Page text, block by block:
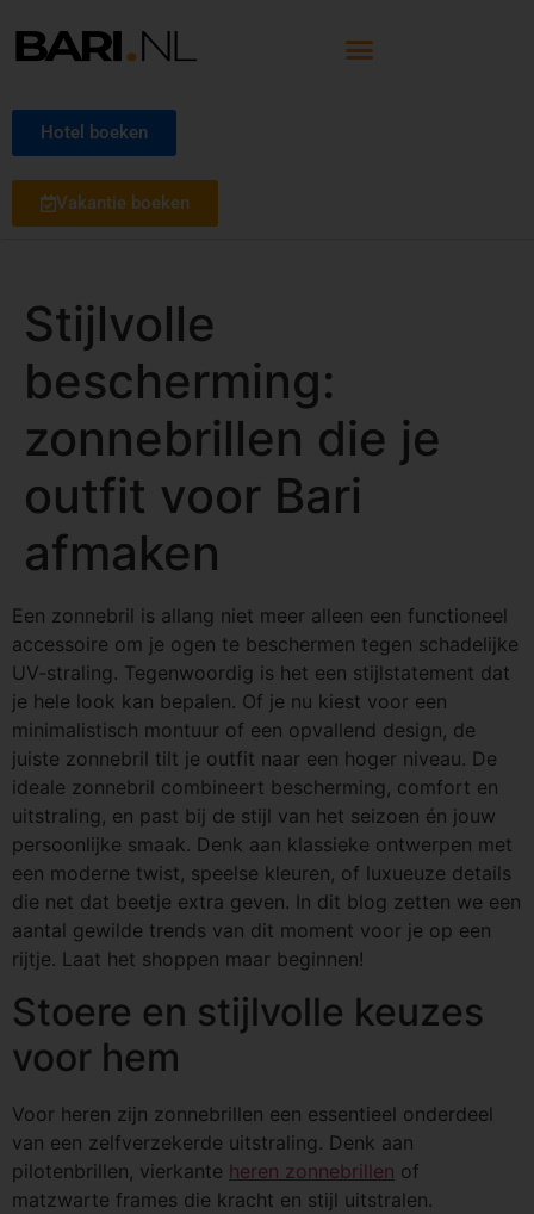
Hotel boeken
Vakantie boeken
Stijlvolle
bescherming:
zonnebrillen die je
outfit voor Bari
afmaken
Een zonnebril is allang niet meer alleen een functioneel
accessoire om je ogen te beschermen tegen schadelijke
UV-straling. Tegenwoordig is het een stijlstatement dat
je hele look kan bepalen. Of je nu kiest voor een
minimalistisch montuur of een opvallend design, de
juiste zonnebril tilt je outfit naar een hoger niveau. De
ideale zonnebril combineert bescherming, comfort en
uitstraling, en past bij de stijl van het seizoen én jouw
persoonlijke smaak. Denk aan klassieke ontwerpen met
een moderne twist, speelse kleuren, of luxueuze details
die net dat beetje extra geven. In dit blog zetten we een
aantal gewilde trends van dit moment voor je op een
rijtje. Laat het shoppen maar beginnen!
Stoere en stijlvolle keuzes
voor hem
Voor heren zijn zonnebrillen een essentieel onderdeel
van een zelfverzekerde uitstraling. Denk aan
pilotenbrillen, vierkante heren zonnebrillen of
matzwarte frames die kracht en stijl uitstralen.